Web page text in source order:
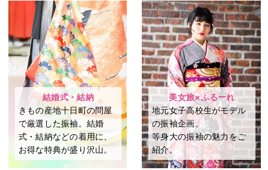
結婚式・結納
きもの産地十日町の問屋
で厳選した振袖。結婚
式・結納などの着用に、
お得な特典が盛り沢山。
美女旅×ふるーれ
地元女子高校生がモデル
の振袖企画。
等身大の振袖の魅力をご
紹介。